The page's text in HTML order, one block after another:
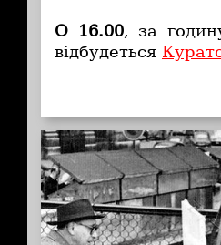
О 16.00, за
відбудеться